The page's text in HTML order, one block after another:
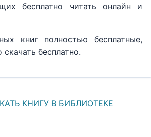
бесплатно читать онлайн и
книг полностью бесплатные,
бесплатно.
КНИГУ В БИБЛИОТЕКЕ